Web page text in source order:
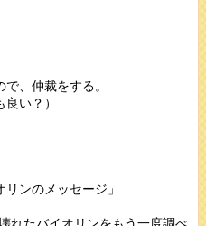
、仲裁をする。
い？）
ンのメッセージ」